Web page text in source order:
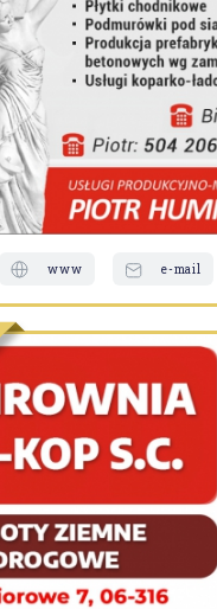
www e-mail